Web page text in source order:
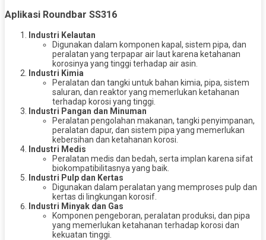
Aplikasi Roundbar SS316
Industri Kelautan
Digunakan dalam komponen kapal, sistem pipa, dan
peralatan yang terpapar air laut karena ketahanan
korosinya yang tinggi terhadap air asin.
Industri Kimia
Peralatan dan tangki untuk bahan kimia, pipa, sistem
saluran, dan reaktor yang memerlukan ketahanan
terhadap korosi yang tinggi.
Industri Pangan dan Minuman
Peralatan pengolahan makanan, tangki penyimpanan,
peralatan dapur, dan sistem pipa yang memerlukan
kebersihan dan ketahanan korosi.
Industri Medis
Peralatan medis dan bedah, serta implan karena sifat
biokompatibilitasnya yang baik.
Industri Pulp dan Kertas
Digunakan dalam peralatan yang memproses pulp dan
kertas di lingkungan korosif.
Industri Minyak dan Gas
Komponen pengeboran, peralatan produksi, dan pipa
yang memerlukan ketahanan terhadap korosi dan
kekuatan tinggi.